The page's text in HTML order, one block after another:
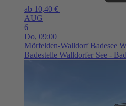
ab 10,40 €
AUG
6
Do, 09:00
Mörfelden-Walldorf Badesee
Badestelle Walldorfer See -